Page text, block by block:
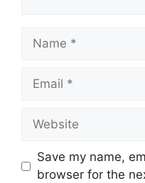
Name
Email
Website
Save my name,
browser for the